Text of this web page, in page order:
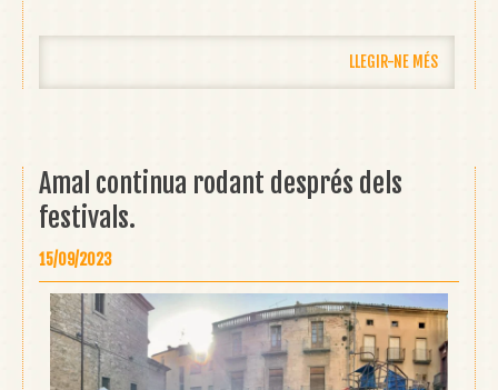
LLEGIR-NE MÉS
Amal continua rodant després dels
festivals.
15/09/2023